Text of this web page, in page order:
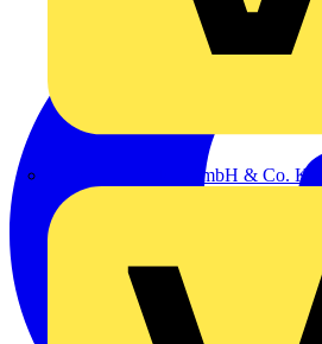
Alexander Bürkle GmbH & Co. KG